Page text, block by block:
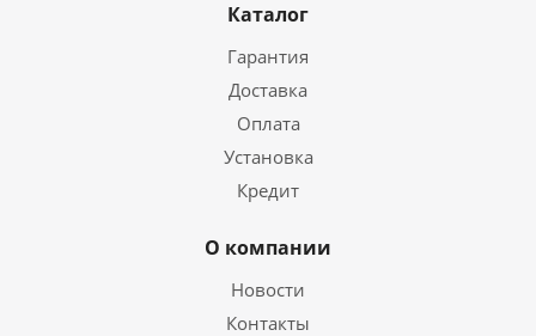
Каталог
Гарантия
Доставка
Оплата
Установка
Кредит
О компании
Новости
Контакты